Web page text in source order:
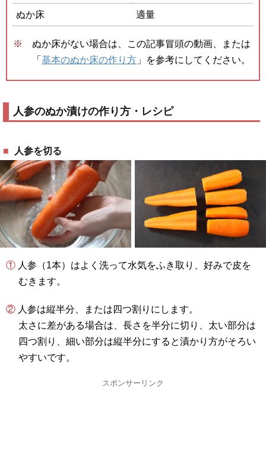
ぬか床 適量
ぬか床がない場合は、この記事冒頭の動画、または
「 基本のぬか床の作り方 」を参考にしてください。
人参のぬか漬けの作り方・レシピ
人参を切る
① 人参（1本）はよく洗って水気をふき取り、好みで皮を
むきます。
② 人参は縦半分、または四つ割りにします。
太さに差がある場合は、長さを半分に切り、太い部分は
四つ割り、細い部分は縦半分にすると漬かり方がそろい
やすいです。
スポンサーリンク